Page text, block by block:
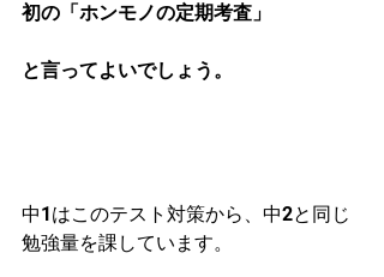
初の「ホンモノの定期考査」
と言ってよいでしょう。
中1はこのテスト対策から、中2と同じ
勉強量を課しています。